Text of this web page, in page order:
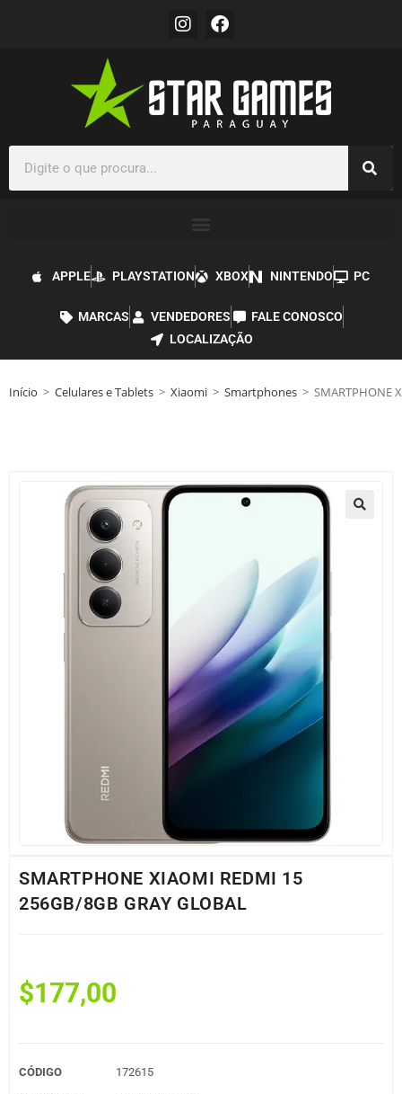
APPLE PLAYSTATION XBOX NINTENDO PC
MARCAS VENDEDORES
FALE CONOSCO
LOCALIZAÇÃO
Início > Celulares e Tablets > Xiaomi > Smartphones > SMARTPHONE
SMARTPHONE XIAOMI REDMI 15
256GB/8GB GRAY GLOBAL
$177,00
CÓDIGO 172615